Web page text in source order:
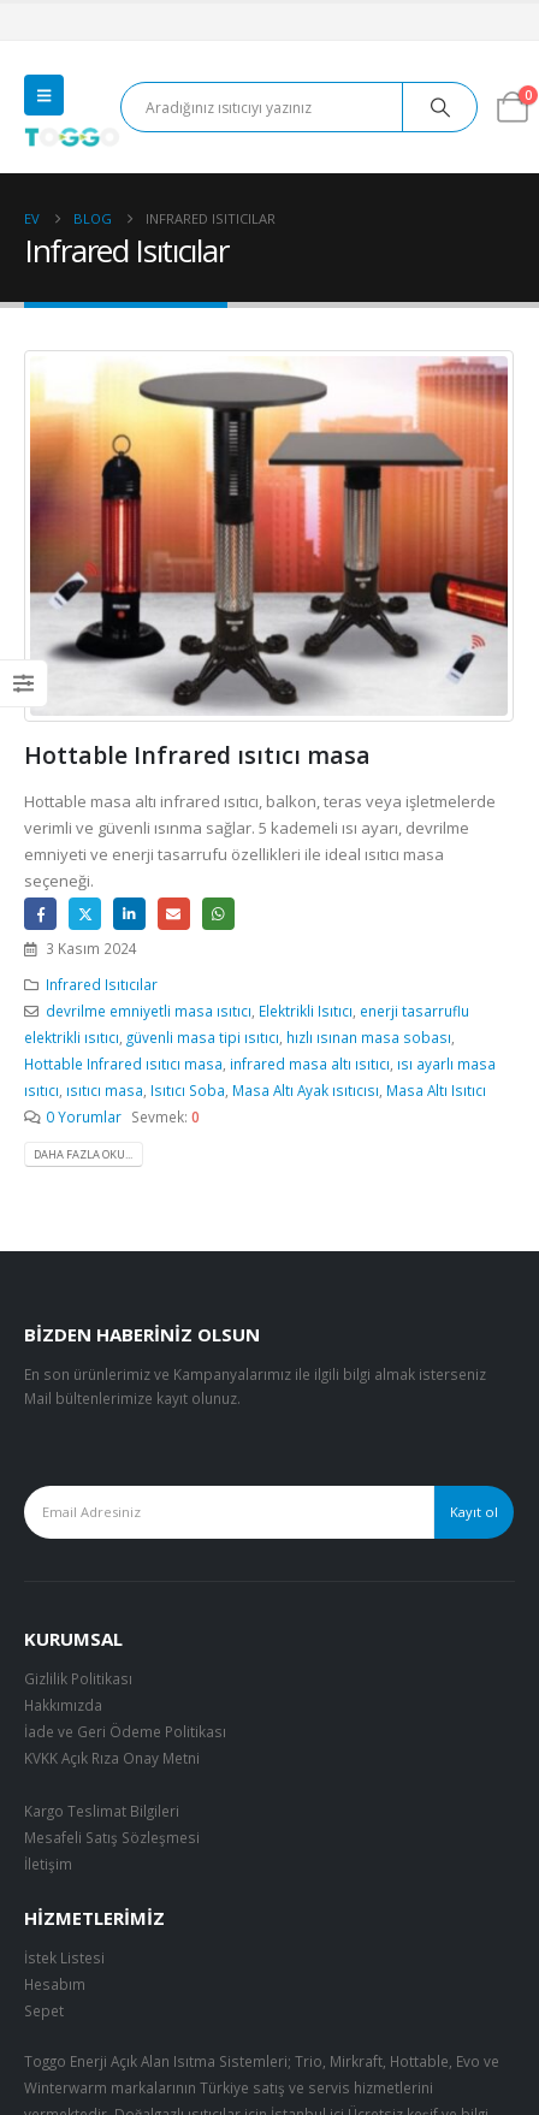
0
EV BLOG INFRARED ISITICILAR
Infrared Isıtıcılar
Hottable Infrared ısıtıcı masa
Hottable masa altı infrared ısıtıcı, balkon, teras veya işletmelerde
verimli ve güvenli ısınma sağlar. 5 kademeli ısı ayarı, devrilme
emniyeti ve enerji tasarrufu özellikleri ile ideal ısıtıcı masa
seçeneği.
3 Kasım 2024
Infrared Isıtıcılar
devrilme emniyetli masa ısıtıcı Elektrikli Isıtıcı enerji tasarruflu
elektrikli ısıtıcı güvenli masa tipi ısıtıcı hızlı ısınan masa sobası
Hottable Infrared ısıtıcı masa infrared masa altı ısıtıcı ısı ayarlı masa
ısıtıcı ısıtıcı masa Isıtıcı Soba Masa Altı Ayak ısıtıcısı Masa Altı Isıtıcı
0 Yorumlar Sevmek: 0
DAHA FAZLA OKU...
BIZDEN HABERINIZ OLSUN
En son ürünlerimiz ve Kampanyalarımız ile ilgili bilgi almak isterseniz
Mail bültenlerimize kayıt olunuz.
KURUMSAL
Gizlilik Politikası
Hakkımızda
İade ve Geri Ödeme Politikası
KVKK Açık Rıza Onay Metni
Kargo Teslimat Bilgileri
Mesafeli Satış Sözleşmesi
İletişim
HIZMETLERIMIZ
İstek Listesi
Hesabım
Sepet
Toggo Enerji Açık Alan Isıtma Sistemleri; Trio, Mirkraft, Hottable, Evo ve
Winterwarm markalarının Türkiye satış ve servis hizmetlerini